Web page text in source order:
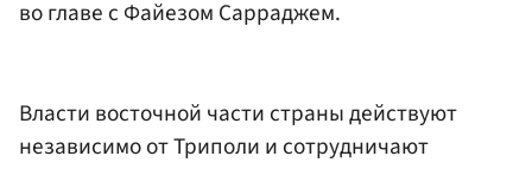
во главе с Файезом Сарраджем.
Власти восточной части страны действуют
независимо от Триполи и сотрудничают